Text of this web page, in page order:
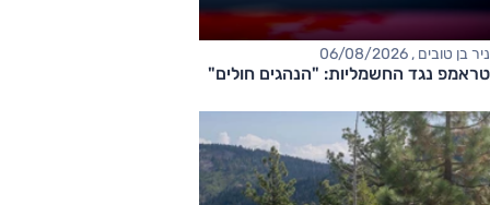
ניר בן טובים , 06/08/2026
טראמפ נגד החשמליות: "הנהגים חולים"